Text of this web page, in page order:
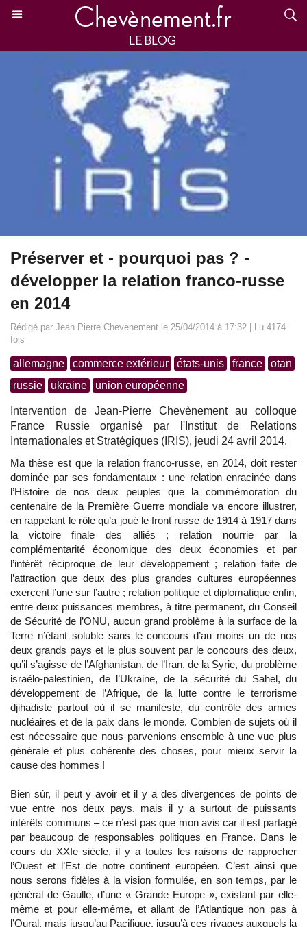
Préserver et - pourquoi pas ? -
développer la relation franco-russe
en 2014
Rédigé par Jean Pierre Chevenement le 25/04/2014 à 17:32 | Lu 4174
fois
allemagne commerce extérieur états-unis france
otan
russie
ukraine union européenne
Intervention de Jean-Pierre Chevènement au colloque
France Russie organisé par l'Institut de Relations
Internationales et Stratégiques (IRIS), jeudi 24 avril 2014.
Ma thèse est que la relation franco-russe, en 2014, doit rester
dominée par ses fondamentaux : une relation enracinée dans
l’Histoire de nos deux peuples que la commémoration du
centenaire de la Première Guerre mondiale va encore illustrer,
en rappelant le rôle qu’a joué le front russe de 1914 à 1917 dans
la victoire finale des alliés ; relation nourrie par la
complémentarité économique des deux économies et par
l’intérêt réciproque de leur développement ; relation faite de
l’attraction que deux des plus grandes cultures européennes
exercent l’une sur l’autre ; relation politique et diplomatique enfin,
entre deux puissances membres, à titre permanent, du Conseil
de Sécurité de l’ONU, aucun grand problème à la surface de la
Terre n’étant soluble sans le concours d’au moins un de nos
deux grands pays et le plus souvent par le concours des deux,
qu’il s’agisse de l’Afghanistan, de l’Iran, de la Syrie, du problème
israélo-palestinien, de l’Ukraine, de la sécurité du Sahel, du
développement de l’Afrique, de la lutte contre le terrorisme
djihadiste partout où il se manifeste, du contrôle des armes
nucléaires et de la paix dans le monde. Combien de sujets où il
est nécessaire que nous parvenions ensemble à une vue plus
générale et plus cohérente des choses, pour mieux servir la
cause des hommes !
Bien sûr, il peut y avoir et il y a des divergences de points de
vue entre nos deux pays, mais il y a surtout de puissants
intérêts communs – ce n’est pas que mon avis car il est partagé
par beaucoup de responsables politiques en France. Dans le
cours du XXIe siècle, il y a toutes les raisons de rapprocher
l’Ouest et l’Est de notre continent européen. C’est ainsi que
nous serons fidèles à la vision formulée, en son temps, par le
général de Gaulle, d’une « Grande Europe », existant par elle-
même et pour elle-même, et allant de l’Atlantique non pas à
l’Oural, mais jusqu’au Pacifique, jusqu’à ces rivages auxquels la